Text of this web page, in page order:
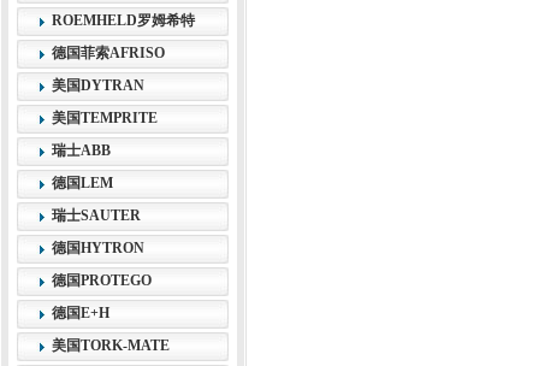
ROEMHELD罗姆希特
德国菲索AFRISO
美国DYTRAN
美国TEMPRITE
瑞士ABB
德国LEM
瑞士SAUTER
德国HYTRON
德国PROTEGO
德国E+H
美国TORK-MATE